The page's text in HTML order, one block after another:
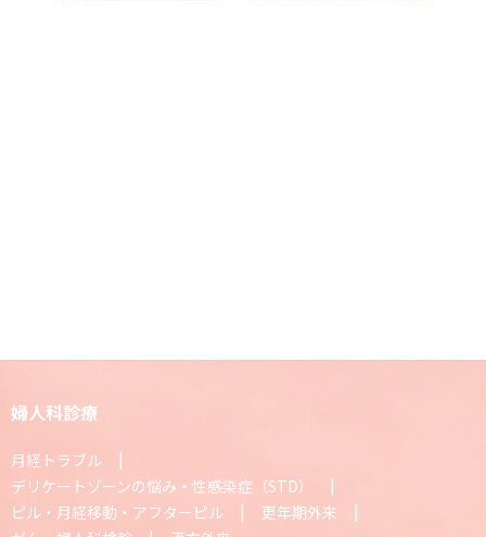
婦人科診療
月経トラブル
デリケートゾーンの悩み・性感染症（STD）
ピル・月経移動・アフターピル
更年期外来